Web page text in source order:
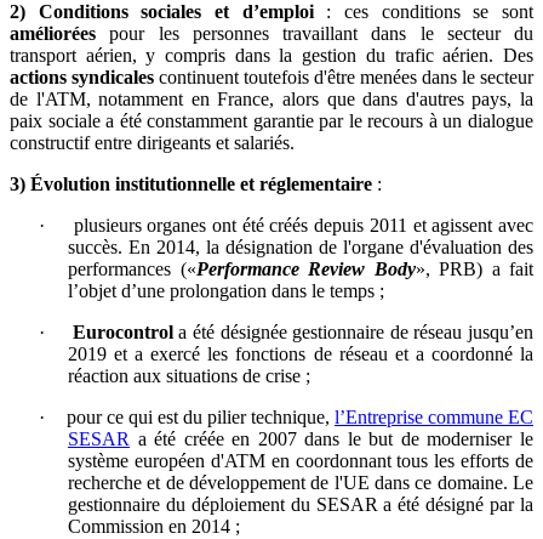
2) Conditions sociales et d’emploi: ces conditions se sont
améliorées pour les personnes travaillant dans le secteur du
transport aérien, y compris dans la gestion du trafic aérien. Des
actions syndicales continuent toutefois d'être menées dans le secteur
de l'ATM, notamment en France, alors que dans d'autres pays, la
paix sociale a été constamment garantie par le recours à un dialogue
constructif entre dirigeants et salariés.
3) Évolution institutionnelle et réglementaire :
·
plusieurs organes ont été créés depuis 2011 et agissent avec
succès. En 2014, la désignation de l'organe d'évaluation des
performances («Performance Review Body», PRB) a fait
l’objet d’une prolongation dans le temps ;
·
Eurocontrola été désignée gestionnaire de réseau jusqu’en
2019 et a exercé les fonctions de réseau et a coordonné la
réaction aux situations de crise ;
·
pour ce qui est du pilier technique, l’Entreprise commune EC
SESAR a été créée en 2007 dans le but de moderniser le
système européen d'ATM en coordonnant tous les efforts de
recherche et de développement de l'UE dans ce domaine. Le
gestionnaire du déploiement du SESAR a été désigné par la
Commission en 2014 ;